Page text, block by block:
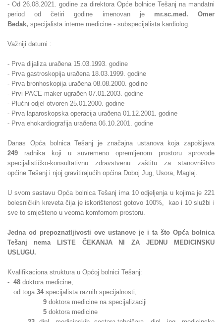
- Od 26.08.2021. godine za direktora Opće bolnice Tešanj na mandatni
period od četiri godine imenovan je mr.sc.med. Omer
Bedak, specijalista interne medicine - subspecijalista kardiolog.
Važniji datumi :
- Prva dijaliza uraðena 15.03.1993. godine
- Prva gastroskopija uraðena 18.03.1999. godine
- Prva bronhoskopija uraðena 08.08.2000. godine
- Prvi PACE-maker ugraðen 07.01.2003. godine
- Plućni odjel otvoren 25.01.2000. godine
- Prva laparoskopska operacija uraðena 01.12.2001. godine
- Prva ehokardiografija uraðena 06.10.2001. godine
Danas Opća bolnica Tešanj je značajna ustanova koja zapošljava
249 radnika koji u suvremeno opremljenom prostoru sprovode
specijalističko-konsultativnu zdravstvenu zaštitu za stanovništvo
općine Tešanj i njoj gravitirajućih općina Doboj Jug, Usora, Maglaj.
U svom sastavu Opća bolnica Tešanj ima 10 odjeljenja u kojima je 221
bolesničkih kreveta čija je iskorištenost gotovo 100%, kao i 10 službi i
sve to smješteno u veoma komfornom prostoru.
Jedna od prepoznatljivosti ove ustanove je i ta što Opća bolnica
Tešanj nema LISTE ČEKANJA NI ZA JEDNU MEDICINSKU
USLUGU.
Kvalifikaciona struktura u Općoj bolnici Tešanj:
- 48 doktora medicine,
od toga 34 specijalista raznih specijalnosti,
9 doktora medicine na specijalizaciji
5 doktora medicine